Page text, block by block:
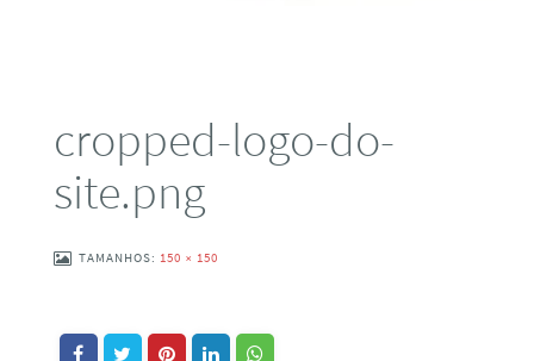
cropped-logo-do-
site.png
TAMANHOS: 150 × 150